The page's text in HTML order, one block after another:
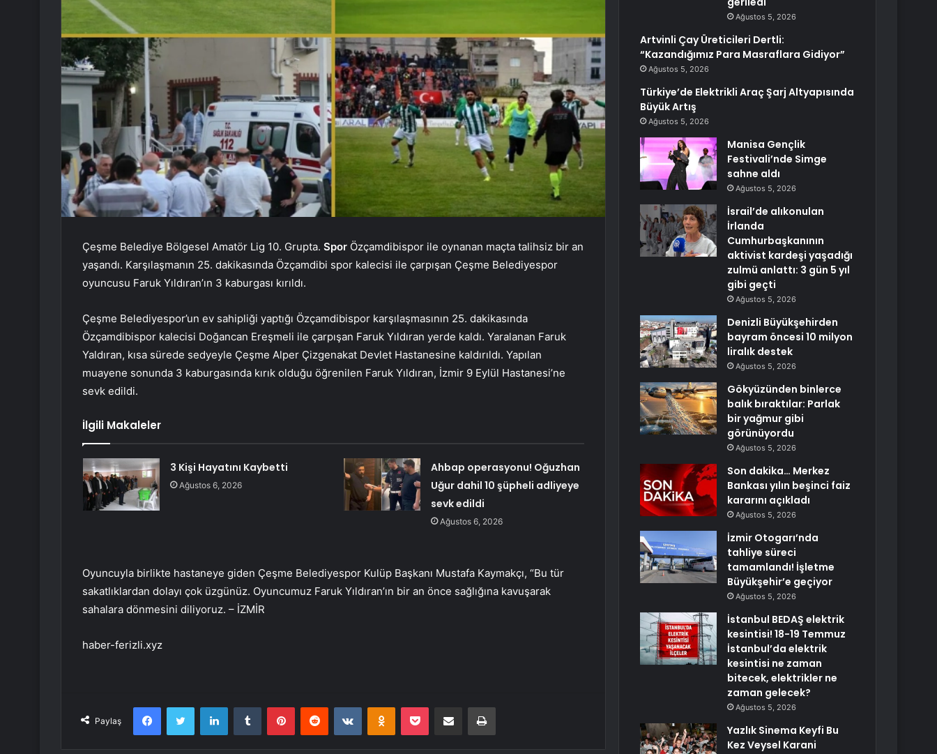
Çeşme Belediye Bölgesel Amatör Lig 10. Grupta. Spor Özçamdibispor ile oynanan maçta talihsiz bir an
yaşandı. Karşılaşmanın 25. dakikasında Özçamdibi spor kalecisi ile çarpışan Çeşme Belediyespor
oyuncusu Faruk Yıldıran’ın 3 kaburgası kırıldı.
Çeşme Belediyespor’un ev sahipliği yaptığı Özçamdibispor karşılaşmasının 25. dakikasında
Özçamdibispor kalecisi Doğancan Ereşmeli ile çarpışan Faruk Yıldıran yerde kaldı. Yaralanan Faruk
Yaldıran, kısa sürede sedyeyle Çeşme Alper Çizgenakat Devlet Hastanesine kaldırıldı. Yapılan
muayene sonunda 3 kaburgasında kırık olduğu öğrenilen Faruk Yıldıran, İzmir 9 Eylül Hastanesi’ne
sevk edildi.
İlgili Makaleler
3 Kişi Hayatını Kaybetti
Ağustos 6, 2026
Ahbap operasyonu! Oğuzhan
Uğur dahil 10 şüpheli adliyeye
sevk edildi
Ağustos 6, 2026
Oyuncuyla birlikte hastaneye giden Çeşme Belediyespor Kulüp Başkanı Mustafa Kaymakçı, “Bu tür
sakatlıklardan dolayı çok üzgünüz. Oyuncumuz Faruk Yıldıran’ın bir an önce sağlığına kavuşarak
sahalara dönmesini diliyoruz. – İZMİR
haber-ferizli.xyz
Paylaş
FacebookTwitter LinkedInTumblr PinterestReddit VKontakteOdnoklassniki
Pocket E-Posta ile paylaş Yazdır
Ağustos 5, 2026
Artvinli Çay Üreticileri Dertli:
“Kazandığımız Para Masraflara Gidiyor”
Ağustos 5, 2026
Türkiye’de Elektrikli Araç Şarj Altyapısında
Büyük Artış
Ağustos 5, 2026
Manisa Gençlik
Festivali’nde Simge
sahne aldı
Ağustos 5, 2026
İsrail’de alıkonulan
İrlanda
Cumhurbaşkanının
aktivist kardeşi yaşadığı
zulmü anlattı: 3 gün 5 yıl
gibi geçti
Ağustos 5, 2026
Denizli Büyükşehirden
bayram öncesi 10 milyon
liralık destek
Ağustos 5, 2026
Gökyüzünden binlerce
balık bıraktılar: Parlak
bir yağmur gibi
görünüyordu
Ağustos 5, 2026
Son dakika… Merkez
Bankası yılın beşinci faiz
kararını açıkladı
Ağustos 5, 2026
İzmir Otogarı’nda
tahliye süreci
tamamlandı! İşletme
Büyükşehir’e geçiyor
Ağustos 5, 2026
İstanbul BEDAŞ elektrik
kesintisi! 18-19 Temmuz
İstanbul’da elektrik
kesintisi ne zaman
bitecek, elektrikler ne
zaman gelecek?
Ağustos 5, 2026
Yazlık Sinema Keyfi Bu
Kez Veysel Karani